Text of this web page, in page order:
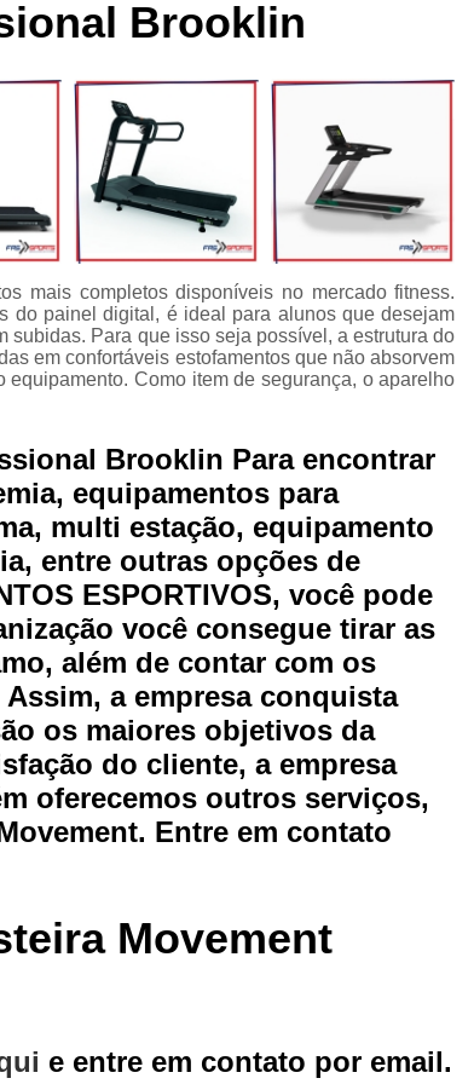
Lxu
Bicicleta Movement Perform
Academia
Crossover Angulado
para Musculação
Crossover Profissional para
Treinamento Funcional
Equipamento Crossover
de Academia
Aparelho Elíptico Gt e
da Movement
Elíptico Movement Elíptico
Movement Lx140
Elíptico Movement Perform
Equipamento para Academia
Equipamento
para Academia Profissional
Equipamentos para Academia em Clubes
para Academia Musculação
Academia para Personal Trainer
Movement Academia
Esteira Movement com
Lx 160
Esteira Movement Lx 160g4 Esteira
R4 110v
Esteira Movement Rt 150 Esteira
Academia
Locação de Aparelho Elíptico
de Musculação
Locação de Aparelhos para
Locação de Bicicletas
Locação de Elíptico
de Esteira para Academia
Locação de
de Equipamento para Academia
Brooklin
mais completos disponíveis no mercado fitness.
do painel digital, é ideal para alunos que desejam
subidas. Para que isso seja possível, a estrutura do
em confortáveis estofamentos que não absorvem
Como item de segurança, o aparelho
Brooklin Para encontrar
equipamentos para
multi estação, equipamento
entre outras opções de
ESPORTIVOS, você pode
você consegue tirar as
além de contar com os
a empresa conquista
os maiores objetivos da
do cliente, a empresa
oferecemos outros serviços,
Entre em contato
Movement
e entre em contato por email.